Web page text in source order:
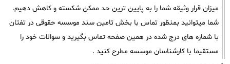
میزان قرار وثیقه شما را به پایین ترین حد ممکن شکسته و کاهش دهیم.
شما میتوانید بمنظور تماس با بخش تامین سند موسسه حقوقی در تفتان
با شماره های درج شده در همین صفحه تماس بگیرید و سوالات خود را
مستقیما با کارشناسان موسسه مطرح کنید .